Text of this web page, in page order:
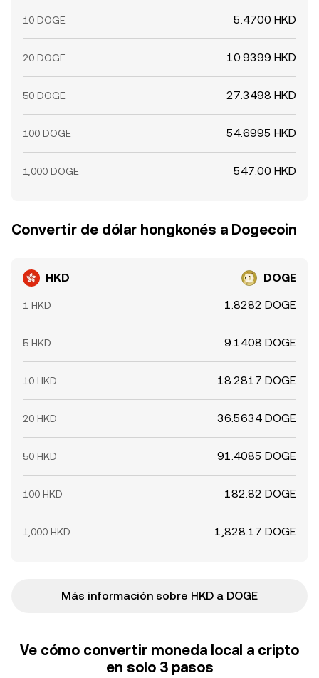
10 DOGE 5.4700 HKD
20 DOGE 10.9399 HKD
50 DOGE 27.3498 HKD
100 DOGE 54.6995 HKD
1,000 DOGE 547.00 HKD
Convertir de dólar hongkonés a Dogecoin
HKD DOGE
1 HKD 1.8282 DOGE
5 HKD 9.1408 DOGE
10 HKD 18.2817 DOGE
20 HKD 36.5634 DOGE
50 HKD 91.4085 DOGE
100 HKD 182.82 DOGE
1,000 HKD 1,828.17 DOGE
Más información sobre HKD a DOGE
Ve cómo convertir moneda local a cripto
en solo 3 pasos